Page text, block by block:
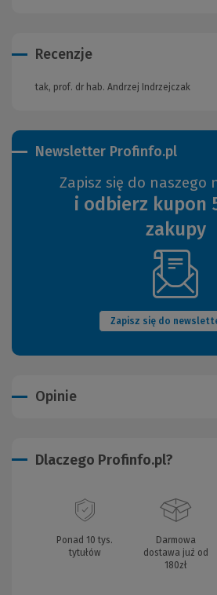
Newsletter Profinfo.pl
Zapisz się do naszego
i odbierz kupon
zakupy
Zapisz się do
(Nowe
okno)
Recenzje
tak, prof. dr hab. Andrzej Indrzejczak
Opinie
Dlaczego Profinfo.pl?
Ponad 10 tys.
tytułów
Darmowa
dostawa już od
180zł